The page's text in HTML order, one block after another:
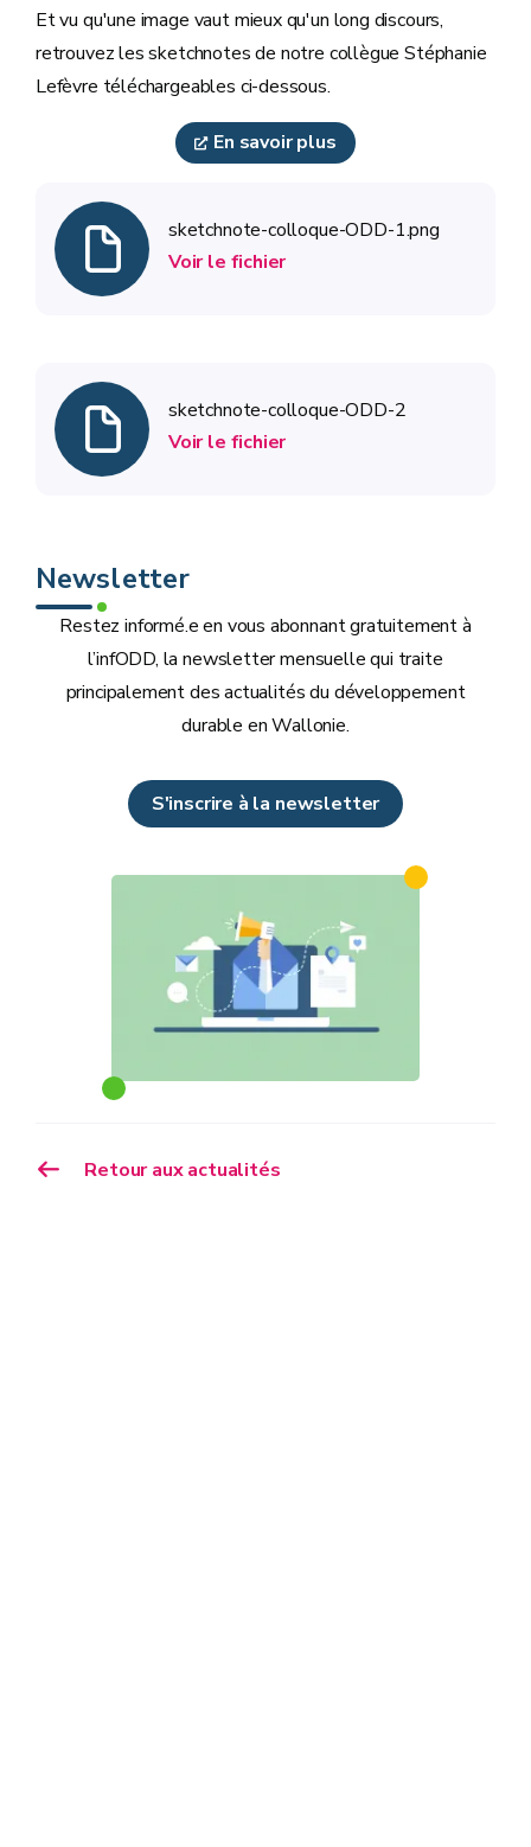
Et vu qu'une image vaut mieux qu'un long discours,
retrouvez les sketchnotes de notre collègue Stéphanie
Lefèvre téléchargeables ci-dessous.
En savoir plus
sketchnote-colloque-ODD-1.png
Voir le fichier
sketchnote-colloque-ODD-2
Voir le fichier
Newsletter
Restez informé.e en vous abonnant gratuitement à
l’infODD, la newsletter mensuelle qui traite
principalement des actualités du développement
durable en Wallonie.
S'inscrire à la newsletter
Retour aux actualités